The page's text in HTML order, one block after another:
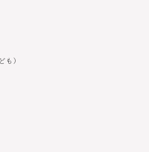
も）